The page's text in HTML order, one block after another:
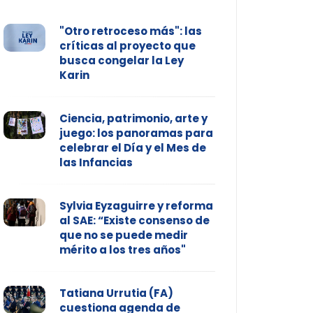
"Otro retroceso más": las
críticas al proyecto que
busca congelar la Ley
Karin
Ciencia, patrimonio, arte y
juego: los panoramas para
celebrar el Día y el Mes de
las Infancias
Sylvia Eyzaguirre y reforma
al SAE: “Existe consenso de
que no se puede medir
mérito a los tres años"
Tatiana Urrutia (FA)
cuestiona agenda de